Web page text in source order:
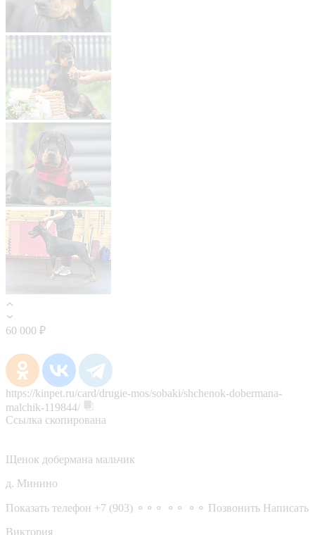
60 000 ₽
https://kinpet.ru/card/drugie-mos/sobaki/shchenok-dobermana-
malchik-119844/
Ссылка скопирована
Щенок добермана мальчик
д. Минино
Показать телефон +7 (903) ⚬⚬⚬ ⚬⚬ ⚬⚬ Позвонить Написать
Виктория